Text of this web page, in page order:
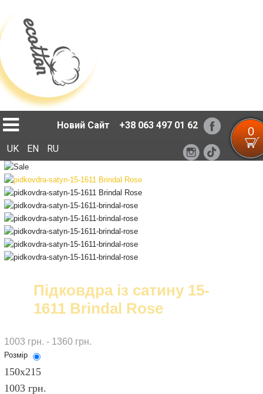
Новий Сайт +38 063 497 01 62 0
UK EN RU
Підковдра із сатину 15-
1611 Brindal Rose
1003 грн. - 1360 грн.
Розмір
150х215
1003 грн.